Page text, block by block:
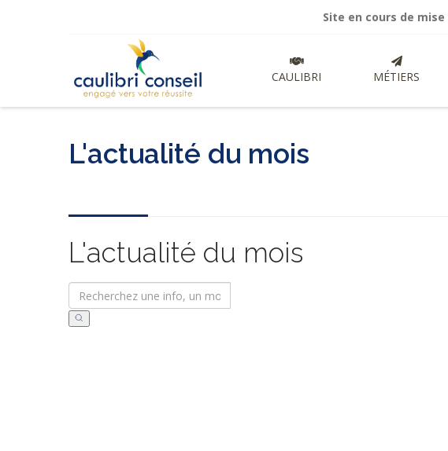
Site en cours de mise à jour :
CAULIBRI MÉTIERS
L'actualité du mois
L'actualité du mois